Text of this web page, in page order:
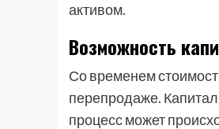
активом.
Возможность
Со временем
перепродаже.
процесс может